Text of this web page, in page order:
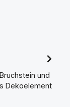
und
Dekoelement